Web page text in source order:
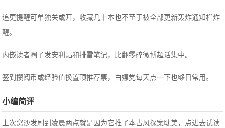
追更提醒可单独关或开，收藏几十本也不至于被全部更新轰炸通知栏炸
醒。
内嵌读者圈子发安利贴和排雷笔记，比翻零碎微博超话集中。
签到攒阅币或经验值换置顶推荐票，白嫖党每天点一下也够日常用。
小编简评
上次窝沙发刷到凌晨两点就是因为它推了本古风探案耽美，点进去试读